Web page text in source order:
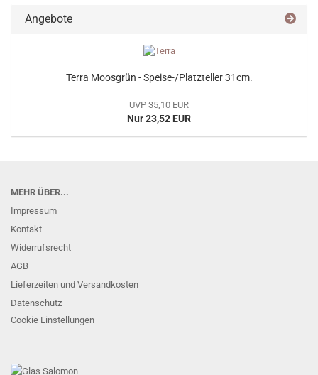
Angebote
Terra Moosgrün - Speise-/Platzteller 31cm.
UVP 35,10 EUR
Nur 23,52 EUR
MEHR ÜBER...
Impressum
Kontakt
Widerrufsrecht
AGB
Lieferzeiten und Versandkosten
Datenschutz
Cookie Einstellungen